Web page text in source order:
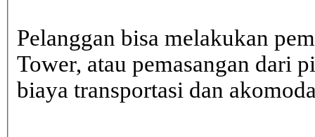
Pelanggan bisa melakukan
Tower, atau pemasangan dari
biaya transportasi dan